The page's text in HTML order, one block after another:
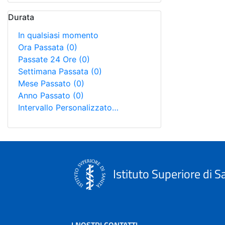
Durata
In qualsiasi momento
Ora Passata (0)
Passate 24 Ore (0)
Settimana Passata (0)
Mese Passato (0)
Anno Passato (0)
Intervallo Personalizzato…
Istituto Superiore di